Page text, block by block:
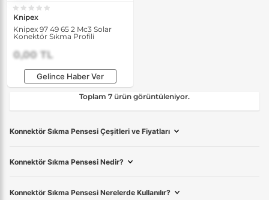
Knipex
Knipex 97 49 65 2 Mc3 Solar
Konektör Sıkma Profili
0,00 TL
Gelince Haber Ver
Toplam 7 ürün görüntüleniyor.
Konnektör Sıkma Pensesi Çeşitleri ve Fiyatları
Konnektör Sıkma Pensesi Nedir?
Konnektör Sıkma Pensesi Nerelerde Kullanılır?